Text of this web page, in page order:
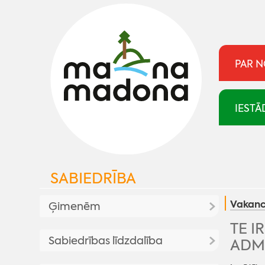
PAR
SABIEDRĪBA
Ģimenēm
Atbalsts ģimenēm
Sabiedrības līdzdalība
TE